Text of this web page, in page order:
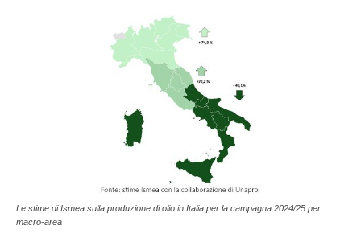
Le stime di Ismea sulla produzione di olio in Italia per la campagna 2024/25 per
macro-area